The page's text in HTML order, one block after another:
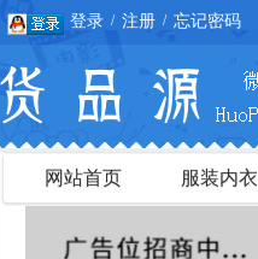
登录 / 注册 / 忘记密码
网站首页 服装内衣